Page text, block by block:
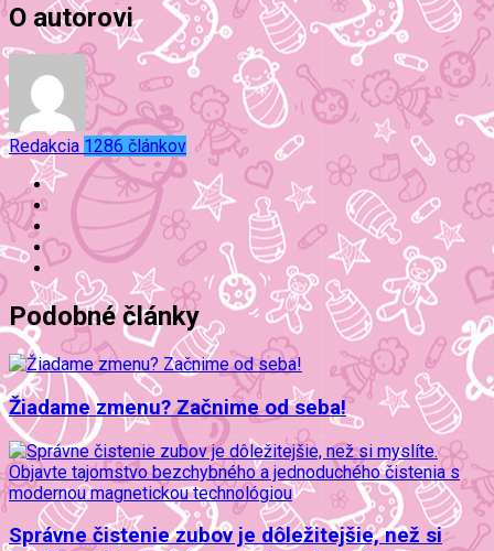
O autorovi
Redakcia 1286 článkov
Podobné články
Žiadame zmenu? Začnime od seba!
Správne čistenie zubov je dôležitejšie, než si